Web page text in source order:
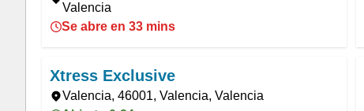
Valencia
Se abre en 33 mins
Xtress Exclusive
Valencia, 46001, Valencia, Valencia